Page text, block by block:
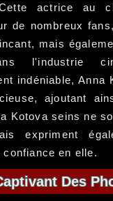
Cette actrice au
de nombreux
mais
l'industrie
indéniable, Anna
ajoutant
Kotova seins ne
expriment
en elle.
Des